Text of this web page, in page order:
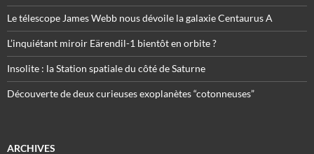
Le télescope James Webb nous dévoile la galaxie Centaurus A
L’inquiétant miroir Eärendil-1 bientôt en orbite ?
Insolite : la Station spatiale du côté de Saturne
Découverte de deux curieuses exoplanètes “cotonneuses”
ARCHIVES